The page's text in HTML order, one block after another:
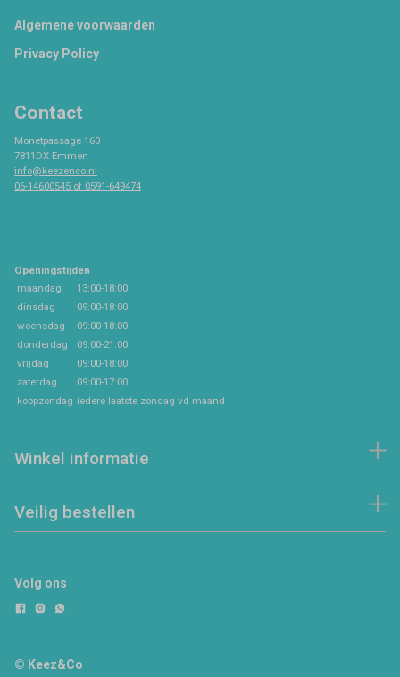
Footer
Algemene voorwaarden
Privacy Policy
Contact
Monetpassage 160
7811DX Emmen
info@keezenco.nl
06-14600545 of 0591-649474
Openingstijden
maandag
13:00-18:00
dinsdag
09:00-18:00
woensdag
09:00-18:00
donderdag
09:00-21:00
vrijdag
09:00-18:00
zaterdag
09:00-17:00
koopzondag iedere laatste zondag vd maand
Winkel informatie
Veilig bestellen
Volg ons
© Keez&Co